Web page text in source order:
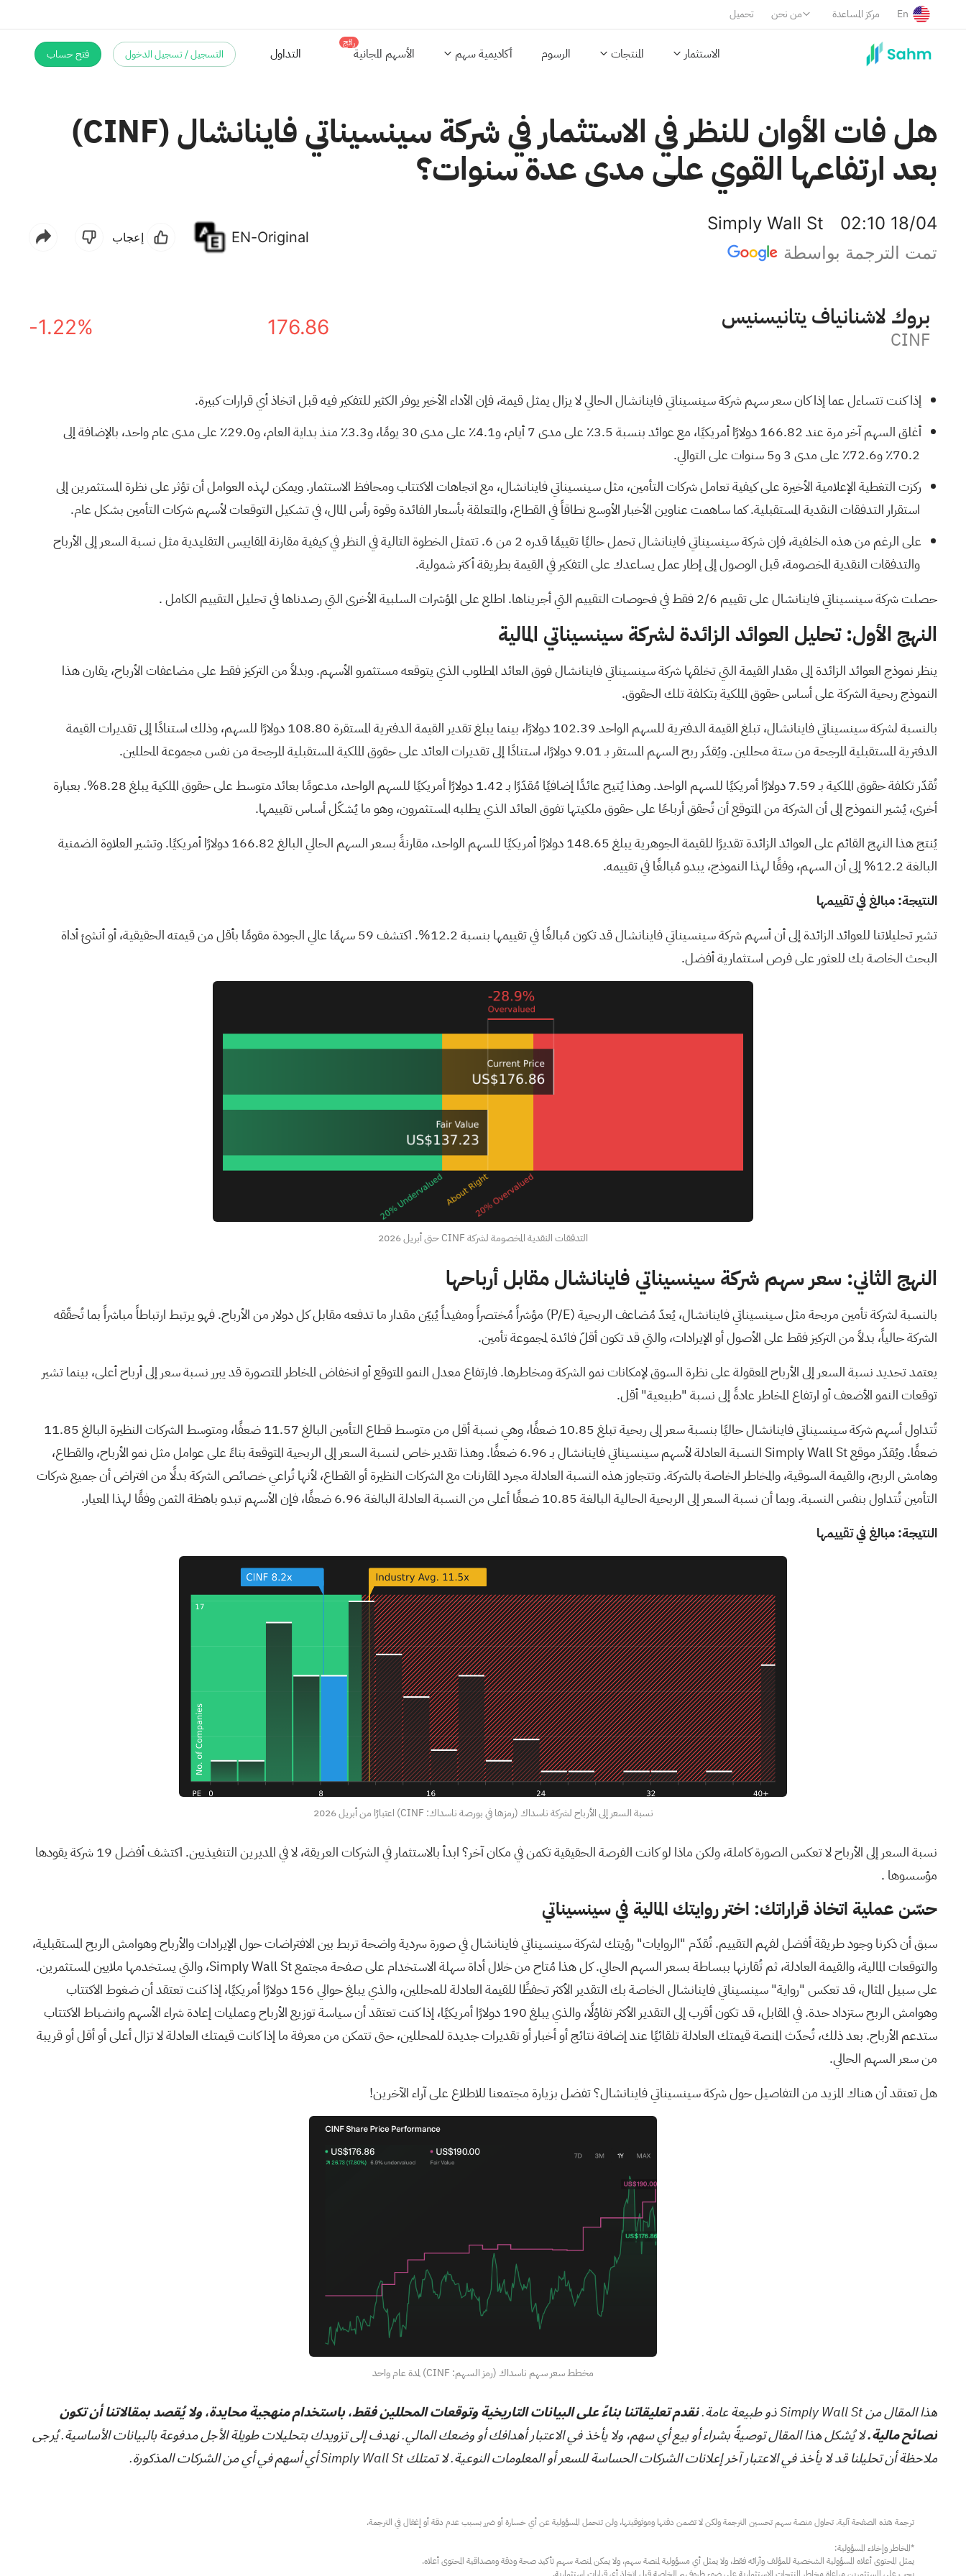
تحميل من نحن مركز المساعدة En
الاستثمار المنتجات الرسوم أكاديمية سهم الأسهم المجانية
رائج
التداول التسجيل / تسجيل الدخول فتح حساب
هل فات الأوان للنظر في الاستثمار في شركة سينسيناتي فاينانشال (CINF)
بعد ارتفاعها القوي على مدى عدة سنوات؟
Simply Wall St
02:10 18/04
تمت الترجمة بواسطة
EN-Original إعجاب
سينسيناتي فاينانشال كورب
CINF
176.86
-1.22%
إذا كنت تتساءل عما إذا كان سعر سهم شركة سينسيناتي فاينانشال الحالي لا يزال يمثل قيمة، فإن الأداء الأخير يوفر الكثير للتفكير فيه قبل اتخاذ أي قرارات كبيرة.
أغلق السهم آخر مرة عند 166.82 دولارًا أمريكيًا، مع عوائد بنسبة 3.5٪ على مدى 7 أيام، و4.1٪ على مدى 30 يومًا، و3.3٪ منذ بداية العام، و29.0٪ على مدى عام واحد، بالإضافة إلى
70.2٪ و72.6٪ على مدى 3 و5 سنوات على التوالي.
ركزت التغطية الإعلامية الأخيرة على كيفية تعامل شركات التأمين، مثل سينسيناتي فاينانشال، مع اتجاهات الاكتتاب ومحافظ الاستثمار. ويمكن لهذه العوامل أن تؤثر على نظرة المستثمرين إلى
استقرار التدفقات النقدية المستقبلية. كما ساهمت عناوين الأخبار الأوسع نطاقاً في القطاع، والمتعلقة بأسعار الفائدة وقوة رأس المال، في تشكيل التوقعات لأسهم شركات التأمين بشكل عام.
على الرغم من هذه الخلفية، فإن شركة سينسيناتي فاينانشال تحمل حاليًاتقييمًا قدره 2 من 6.
تتمثل الخطوة التالية في النظر في كيفية مقارنة المقاييس التقليدية مثل نسبة السعر إلى الأرباح
والتدفقات النقدية المخصومة، قبل الوصول إلى إطار عمل يساعدك على التفكير في القيمة بطريقة أكثر شمولية.
حصلت شركة سينسيناتي فاينانشال على تقييم 2/6 فقط في فحوصات التقييم التي أجريناها. اطلع على المؤشرات السلبية الأخرى التي رصدناها في
تحليل التقييم الكامل.
النهج الأول: تحليل العوائد الزائدة لشركة سينسيناتي المالية
ينظر نموذج العوائد الزائدة إلى مقدار القيمة التي تخلقها شركة سينسيناتي فاينانشال فوق العائد المطلوب الذي يتوقعه مستثمرو الأسهم. وبدلاً من التركيز فقط على مضاعفات الأرباح، يقارن هذا
النموذج ربحية الشركة على أساس حقوق الملكية بتكلفة تلك الحقوق.
بالنسبة لشركة سينسيناتي فاينانشال، تبلغ القيمة الدفترية للسهم الواحد 102.39 دولارًا، بينما يبلغ تقدير القيمة الدفترية المستقرة 108.80 دولارًا للسهم، وذلك استنادًا إلى تقديرات القيمة
الدفترية المستقبلية المرجحة من ستة محللين. ويُقدّر ربح السهم المستقر بـ 9.01 دولارًا، استنادًا إلى تقديرات العائد على حقوق الملكية المستقبلية المرجحة من نفس مجموعة المحللين.
تُقدّر تكلفة حقوق الملكية بـ 7.59 دولارًا أمريكيًا للسهم الواحد. وهذا يُتيح عائدًا إضافيًا مُقدّرًا بـ 1.42 دولارًا أمريكيًا للسهم الواحد، مدعومًا بعائد متوسط على حقوق الملكية يبلغ 8.28%. بعبارة
أخرى، يُشير النموذج إلى أن الشركة من المتوقع أن تُحقق أرباحًا على حقوق ملكيتها تفوق العائد الذي يطلبه المستثمرون، وهو ما يُشكّل أساس تقييمها.
يُنتج هذا النهج القائم على العوائد الزائدة تقديرًا للقيمة الجوهرية يبلغ 148.65 دولارًا أمريكيًا للسهم الواحد، مقارنةً بسعر السهم الحالي البالغ 166.82 دولارًا أمريكيًا. وتشير العلاوة الضمنية
البالغة 12.2% إلى أن السهم، وفقًا لهذا النموذج، يبدو مُبالغًا في تقييمه.
النتيجة: مبالغ في تقييمها
تشير تحليلاتنا للعوائد الزائدة إلى أن أسهم شركة سينسيناتي فاينانشال قد تكون مُبالغًا في تقييمها بنسبة 12.2%.
اكتشف 59 سهمًا عالي الجودة مقومًا بأقل من قيمته الحقيقية، أوأنشئ أداة
البحث الخاصة بكللعثور على فرص استثمارية أفضل.
التدفقات النقدية المخصومة لشركة CINF حتى أبريل 2026
النهج الثاني: سعر سهم شركة سينسيناتي فاينانشال مقابل أرباحها
بالنسبة لشركة تأمين مربحة مثل سينسيناتي فاينانشال، يُعدّ مُضاعف الربحية (P/E) مؤشراً مُختصراً ومفيداً يُبيّن مقدار ما تدفعه مقابل كل دولار من الأرباح. فهو يرتبط ارتباطاً مباشراً بما تُحقّقه
الشركة حالياً، بدلاً من التركيز فقط على الأصول أو الإيرادات، والتي قد تكون أقلّ فائدة لمجموعة تأمين.
يعتمد تحديد نسبة السعر إلى الأرباح المعقولة على نظرة السوق لإمكانات نمو الشركة ومخاطرها. فارتفاع معدل النمو المتوقع أو انخفاض المخاطر المتصورة قد يبرر نسبة سعر إلى أرباح أعلى، بينما تشير
توقعات النمو الأضعف أو ارتفاع المخاطر عادةً إلى نسبة "طبيعية" أقل.
تُتداول أسهم شركة سينسيناتي فاينانشال حاليًا بنسبة سعر إلى ربحية تبلغ 10.85 ضعفًا، وهي نسبة أقل من متوسط قطاع التأمين البالغ 11.57 ضعفًا، ومتوسط الشركات النظيرة البالغ 11.85
ضعفًا. ويُقدّر موقع Simply Wall St النسبة العادلة لأسهم سينسيناتي فاينانشال بـ 6.96 ضعفًا. وهذا تقدير خاص لنسبة السعر إلى الربحية المتوقعة بناءً على عوامل مثل نمو الأرباح، والقطاع،
وهامش الربح، والقيمة السوقية، والمخاطر الخاصة بالشركة. وتتجاوز هذه النسبة العادلة مجرد المقارنات مع الشركات النظيرة أو القطاع، لأنها تُراعي خصائص الشركة بدلًا من افتراض أن جميع شركات
التأمين تُتداول بنفس النسبة. وبما أن نسبة السعر إلى الربحية الحالية البالغة 10.85 ضعفًا أعلى من النسبة العادلة البالغة 6.96 ضعفًا، فإن الأسهم تبدو باهظة الثمن وفقًا لهذا المعيار.
النتيجة: مبالغ في تقييمها
نسبة السعر إلى الأرباح لشركة ناسداك (رمزها في بورصة ناسداك: CINF) اعتبارًا من أبريل 2026
نسبة السعر إلى الأرباح لا تعكس الصورة كاملة، ولكن ماذا لو كانت الفرصة الحقيقية تكمن في مكان آخر؟
ابدأ بالاستثمار في الشركات العريقة، لا في المديرين التنفيذيين. اكتشف أفضل 19 شركة يقودها
مؤسسوها .
حسّن عملية اتخاذ قراراتك: اختر روايتك المالية في سينسيناتي
سبق أن ذكرنا وجود طريقة أفضل لفهم التقييم. تُقدّم "الروايات" رؤيتك لشركة سينسيناتي فاينانشال في صورة سردية واضحة تربط بين الافتراضات حول الإيرادات والأرباح وهوامش الربح المستقبلية،
والتوقعات المالية، والقيمة العادلة، ثم تُقارنها ببساطة بسعر السهم الحالي. كل هذا مُتاح من خلال أداة سهلة الاستخدام على صفحة مجتمع Simply Wall St، والتي يستخدمها ملايين المستثمرين.
على سبيل المثال، قد تعكس "رواية" سينسيناتي فاينانشال الخاصة بك التقدير الأكثر تحفظًا للقيمة العادلة للمحللين، والذي يبلغ حوالي 156 دولارًا أمريكيًا، إذا كنت تعتقد أن ضغوط الاكتتاب
وهوامش الربح ستزداد حدة. في المقابل، قد تكون أقرب إلى التقدير الأكثر تفاؤلًا، والذي يبلغ 190 دولارًا أمريكيًا، إذا كنت تعتقد أن سياسة توزيع الأرباح وعمليات إعادة شراء الأسهم وانضباط الاكتتاب
ستدعم الأرباح. بعد ذلك، تُحدّث المنصة قيمتك العادلة تلقائيًا عند إضافة نتائج أو أخبار أو تقديرات جديدة للمحللين، حتى تتمكن من معرفة ما إذا كانت قيمتك العادلة لا تزال أعلى أو أقل أو قريبة
من سعر السهم الحالي.
هل تعتقد أن هناك المزيد من التفاصيل حول شركة سينسيناتي فاينانشال؟تفضل بزيارة مجتمعنا للاطلاع على آراء الآخرين!
مخطط سعر سهم ناسداك (رمز السهم: CINF) لمدة عام واحد
هذا المقال من Simply Wall St ذو طبيعة عامة.
نقدم تعليقاتنا بناءً على البيانات التاريخية وتوقعات المحللين فقط، باستخدام منهجية محايدة، ولا يُقصد بمقالاتنا أن تكون
نصائح مالية.لا يُشكل هذا المقال توصيةً بشراء أو بيع أي سهم، ولا يأخذ في الاعتبار أهدافك أو وضعك المالي. نهدف إلى تزويدك بتحليلات طويلة الأجل مدفوعة بالبيانات الأساسية. يُرجى
ملاحظة أن تحليلنا قد لا يأخذ في الاعتبار آخر إعلانات الشركات الحساسة للسعر أو المعلومات النوعية. لا تمتلك Simply Wall St أي أسهم في أي من الشركات المذكورة.